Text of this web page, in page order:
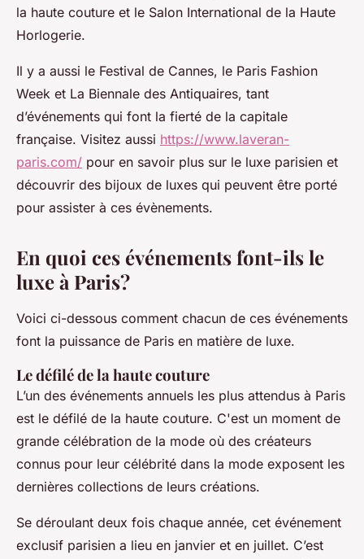
la haute couture et le Salon International de la Haute
Horlogerie.
Il y a aussi le Festival de Cannes, le Paris Fashion
Week et La Biennale des Antiquaires, tant
d’événements qui font la fierté de la capitale
française. Visitez aussi https://www.laveran-
paris.com/ pour en savoir plus sur le luxe parisien et
découvrir des bijoux de luxes qui peuvent être porté
pour assister à ces évènements.
En quoi ces événements font-ils le
luxe à Paris?
Voici ci-dessous comment chacun de ces événements
font la puissance de Paris en matière de luxe.
Le défilé de la haute couture
L’un des événements annuels les plus attendus à Paris
est le défilé de la haute couture. C'est un moment de
grande célébration de la mode où des créateurs
connus pour leur célébrité dans la mode exposent les
dernières collections de leurs créations.
Se déroulant deux fois chaque année, cet événement
exclusif parisien a lieu en janvier et en juillet. C’est